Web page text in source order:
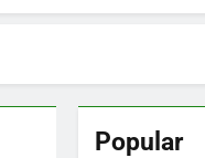
Popular